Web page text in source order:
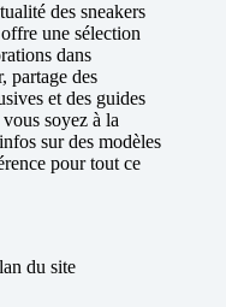
des sneakers
une sélection
dans
partage des
et des guides
soyez à la
sur des modèles
pour tout ce
du site